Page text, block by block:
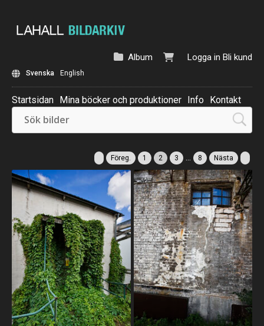
Logga in Bli kund
Album
Svenska English
Startsidan Mina böcker och produktioner Info Kontakt
Beställ: Kalender 2025
Föreg. 1 2 3 ... 8 Nästa